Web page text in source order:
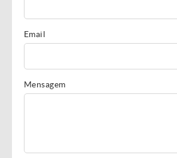
Email
Mensagem